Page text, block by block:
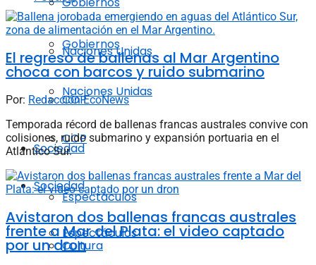
Naciones Unidas
COP
Sociedad
Espectáculos
Cultura
Gobiernos
Naciones Unidas
COP
Sociedad
Espectáculos
El regreso de ballenas al Mar Argentino
choca con barcos y ruido submarino
Por: Redacción EcoNews
Temporada récord de ballenas francas australes convive con
colisiones, ruido submarino y expansión portuaria en el
Atlántico Sur.
Avistaron dos ballenas francas australes
frente a Mar del Plata: el video captado
por un dron